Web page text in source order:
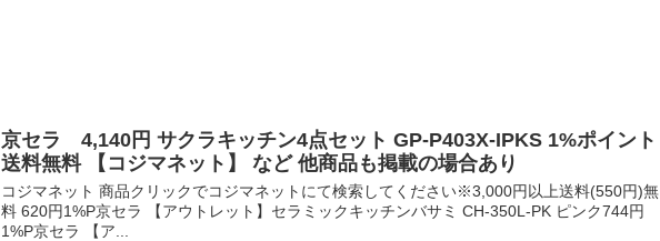
京セラ 4,140円 サクラキッチン4点セット GP-P403X-IPKS 1%ポイント
送料無料 【コジマネット】 など 他商品も掲載の場合あり
コジマネット 商品クリックでコジマネットにて検索してください※3,000円以上送料(550円)無
料 620円1%P京セラ 【アウトレット】セラミックキッチンバサミ CH-350L-PK ピンク744円
1%P京セラ 【ア...